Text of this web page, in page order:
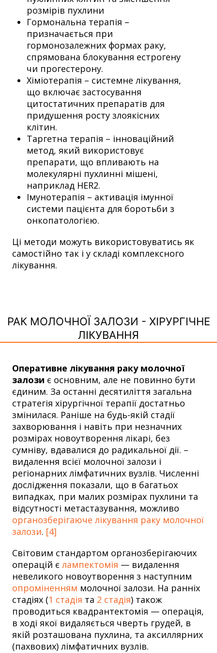
розмірів пухлини
Гормональна терапія –
призначається при
гормонозалежних формах раку,
спрямована блокування естрогену
чи прогестерону.
Хіміотерапія – системне лікування,
що включає застосування
цитостатичних препаратів для
придушення росту злоякісних
клітин.
Таргетна терапія – інноваційний
метод, який використовує
препарати, що впливають на
молекулярні пухлинні мішені,
наприклад HER2.
Імунотерапія – активація імунної
системи пацієнта для боротьби з
онкопатологією.
Ці методи можуть використовуватись як
самостійно так і у складі комплексного
лікування.
РАК МОЛОЧНОЇ ЗАЛОЗИ - ХІРУРГІЧНЕ
ЛІКУВАННЯ
Оперативне лікування раку молочної
залози є основним, але не повинно бути
єдиним. За останні десятиліття загальна
стратегія хірургічної терапії достатньо
змінилася. Раніше на будь-якій стадії
захворювання і навіть при незначних
розмірах новоутворення лікарі, без
сумніву, вдавалися до радикальної дії. –
видалення всієї молочної залози і
регіонарних лімфатичних вузлів. Численні
дослідження показали, що в багатьох
випадках, при малих розмірах пухлини та
відсутності метастазування, можливо
органозберігаюче лікування раку молочної
залози. [4]
Світовим стандартом органозберігаючих
операцій є лампектомія — видалення
невеликого новоутворення з наступним
опроміненням молочної залози. На ранніх
стадіях (1 стадія та 2 стадія) також
проводиться квадрантектомія — операція,
в ході якої видаляється чверть грудей, в
якій розташована пухлина, та аксиллярних
(пахвових) лімфатичних вузлів.